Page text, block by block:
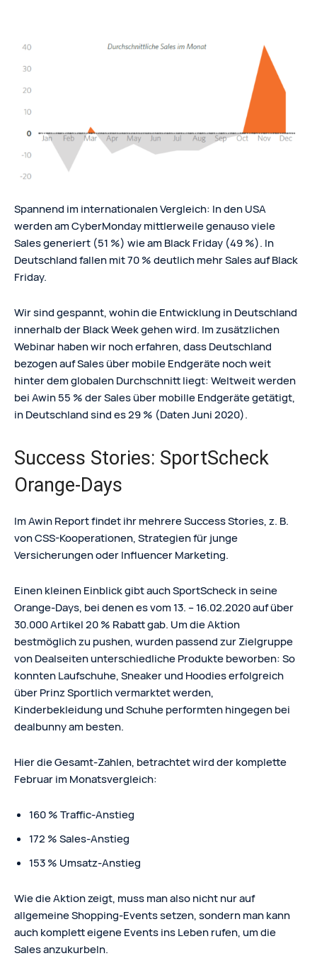
Spannend im internationalen Vergleich: In den USA
werden am CyberMonday mittlerweile genauso viele
Sales generiert (51 %) wie am Black Friday (49 %). In
Deutschland fallen mit 70 % deutlich mehr Sales auf Black
Friday.
Wir sind gespannt, wohin die Entwicklung in Deutschland
innerhalb der Black Week gehen wird. Im zusätzlichen
Webinar haben wir noch erfahren, dass Deutschland
bezogen auf Sales über mobile Endgeräte noch weit
hinter dem globalen Durchschnitt liegt: Weltweit werden
bei Awin 55 % der Sales über mobille Endgeräte getätigt,
in Deutschland sind es 29 % (Daten Juni 2020).
Success Stories: SportScheck
Orange-Days
Im Awin Report findet ihr mehrere Success Stories, z. B.
von CSS-Kooperationen, Strategien für junge
Versicherungen oder Influencer Marketing.
Einen kleinen Einblick gibt auch SportScheck in seine
Orange-Days, bei denen es vom 13. – 16.02.2020 auf über
30.000 Artikel 20 % Rabatt gab. Um die Aktion
bestmöglich zu pushen, wurden passend zur Zielgruppe
von Dealseiten unterschiedliche Produkte beworben: So
konnten Laufschuhe, Sneaker und Hoodies erfolgreich
über Prinz Sportlich vermarktet werden,
Kinderbekleidung und Schuhe performten hingegen bei
dealbunny am besten.
Hier die Gesamt-Zahlen, betrachtet wird der komplette
Februar im Monatsvergleich:
160 % Traffic-Anstieg
172 % Sales-Anstieg
153 % Umsatz-Anstieg
Wie die Aktion zeigt, muss man also nicht nur auf
allgemeine Shopping-Events setzen, sondern man kann
auch komplett eigene Events ins Leben rufen, um die
Sales anzukurbeln.